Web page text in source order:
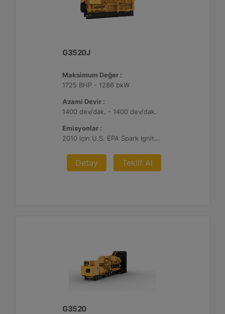
G3520J
Maksimum Değer :
1725 BHP - 1286 bkW
Azami Devir :
1400 dev/dak. - 1400 dev/dak.
Emisyonlar :
2010 için U.S. EPA Spark Ignited Stationary NSPS emisyonlar
Detay Teklif Al
G3520